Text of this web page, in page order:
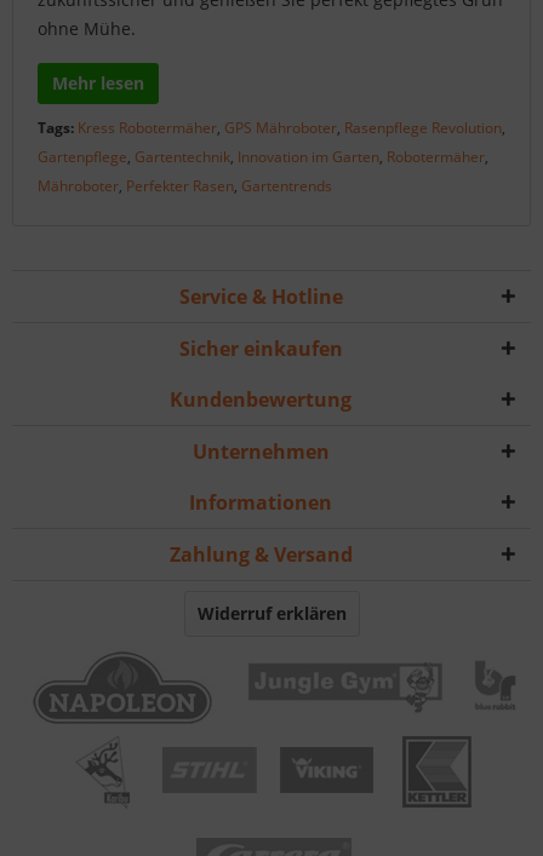
ohne Mühe.
Mehr lesen
Tags: Kress Robotermäher, GPS Mähroboter, Rasenpflege Revolution,
Gartenpflege, Gartentechnik, Innovation im Garten, Robotermäher,
Mähroboter, Perfekter Rasen, Gartentrends
Service & Hotline
Sicher einkaufen
Kundenbewertung
Unternehmen
Informationen
Zahlung & Versand
Widerruf erklären